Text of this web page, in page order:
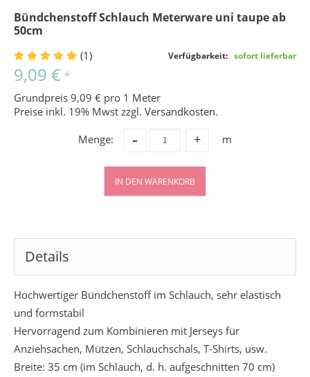
Bündchenstoff Schlauch Meterware uni taupe ab
50cm
(1) Verfügbarkeit: sofort lieferbar
9,09 € *
Grundpreis 9,09 € pro 1 Meter
Preise inkl. 19% Mwst zzgl. Versandkosten.
Menge:
+
- m
IN DEN WARENKORB
Details
Hochwertiger Bündchenstoff im Schlauch, sehr elastisch
und formstabil
Hervorragend zum Kombinieren mit Jerseys für
Anziehsachen, Mützen, Schlauchschals, T-Shirts, usw.
Breite: 35 cm (im Schlauch, d. h. aufgeschnitten 70 cm)